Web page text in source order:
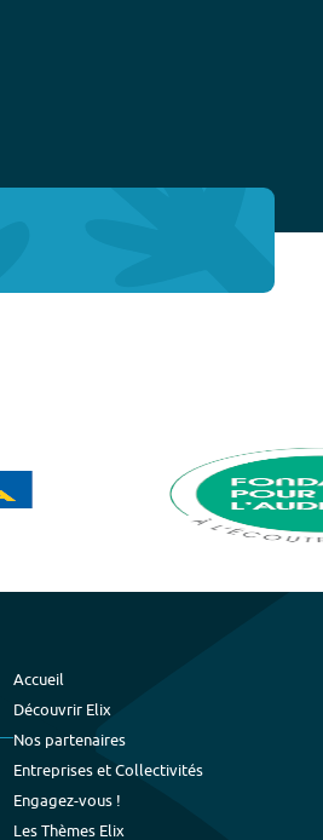
Accueil
Découvrir Elix
Nos partenaires
Entreprises et Collectivités
Engagez-vous !
Les Thèmes Elix